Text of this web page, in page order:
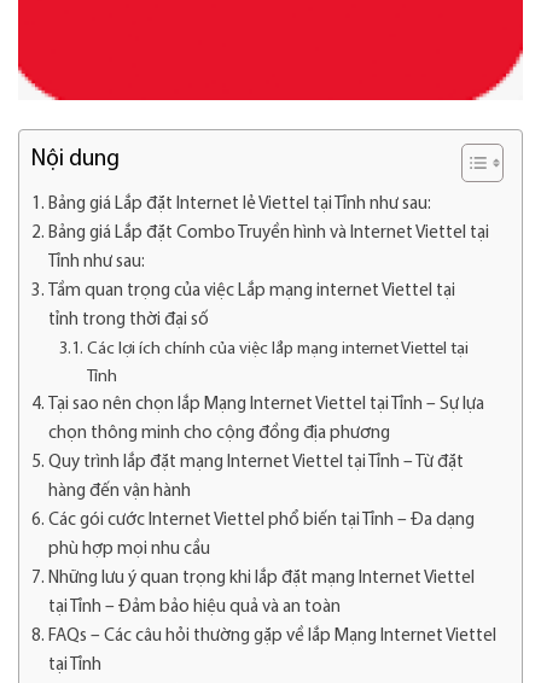
Nội dung
Bảng giá Lắp đặt Internet lẻ Viettel tại Tỉnh như sau:
Bảng giá Lắp đặt Combo Truyền hình và Internet Viettel tại
Tỉnh như sau:
Tầm quan trọng của việc Lắp mạng internet Viettel tại
tỉnh trong thời đại số
Các lợi ích chính của việc lắp mạng internet Viettel tại
Tỉnh
Tại sao nên chọn lắp Mạng Internet Viettel tại Tỉnh – Sự lựa
chọn thông minh cho cộng đồng địa phương
Quy trình lắp đặt mạng Internet Viettel tại Tỉnh – Từ đặt
hàng đến vận hành
Các gói cước Internet Viettel phổ biến tại Tỉnh – Đa dạng
phù hợp mọi nhu cầu
Những lưu ý quan trọng khi lắp đặt mạng Internet Viettel
tại Tỉnh – Đảm bảo hiệu quả và an toàn
FAQs – Các câu hỏi thường gặp về lắp Mạng Internet Viettel
tại Tỉnh